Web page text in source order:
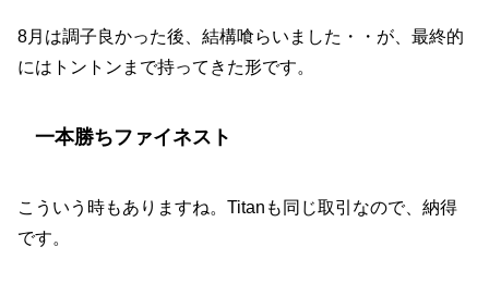
8月は調子良かった後、結構喰らいました・・が、最終的
にはトントンまで持ってきた形です。
一本勝ちファイネスト
こういう時もありますね。Titanも同じ取引なので、納得
です。